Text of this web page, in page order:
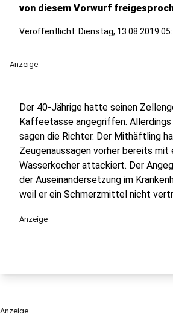
von diesem Vorwurf
Veröffentlicht: Dienstag, 13.08.2019
Anzeige
Der 40-Jährige hatte seinen
Kaffeetasse angegriffen. Allerdings
sagen die Richter. Der Mithäftling
Zeugenaussagen vorher bereits mit
Wasserkocher attackiert. Der
der Auseinandersetzung im
weil er ein Schmerzmittel nicht
Anzeige
Anzeige